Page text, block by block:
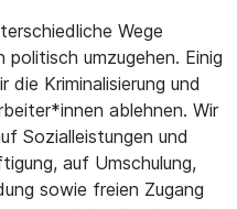
Wege
umzugehen. Einig
die Kriminalisierung und
ablehnen. Wir
Sozialleistungen und
auf Umschulung,
sowie freien Zugang